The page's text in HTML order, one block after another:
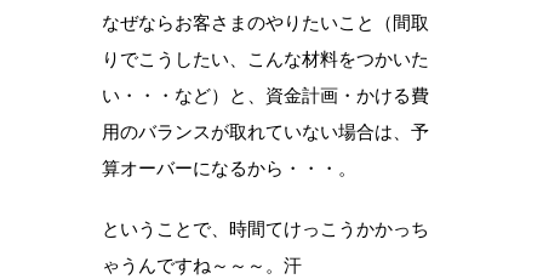
なぜならお客さまのやりたいこと（間取
りでこうしたい、こんな材料をつかいた
い・・・など）と、資金計画・かける費
用のバランスが取れていない場合は、予
算オーバーになるから・・・。
ということで、時間てけっこうかかっち
ゃうんですね～～～。汗